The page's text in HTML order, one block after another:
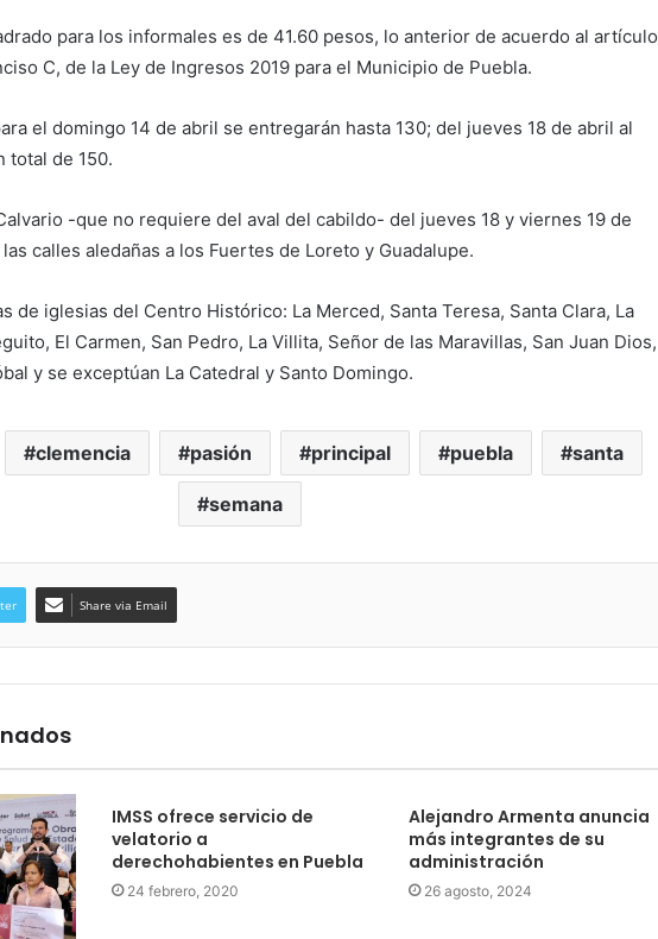
para los informales es de 41.60 pesos, lo anterior de acuerdo al artículo
C, de la Ley de Ingresos 2019 para el Municipio de Puebla.
el domingo 14 de abril se entregarán hasta 130; del jueves 18 de abril al
total de 150.
-que no requiere del aval del cabildo- del jueves 18 y viernes 19 de
calles aledañas a los Fuertes de Loreto y Guadalupe.
de iglesias del Centro Histórico: La Merced, Santa Teresa, Santa Clara, La
El Carmen, San Pedro, La Villita, Señor de las Maravillas, San Juan Dios,
y se exceptúan La Catedral y Santo Domingo.
clemencia pasión principal puebla santa
semana
Share via Email
IMSS ofrece servicio de
velatorio a
derechohabientes en Puebla
24 febrero, 2020
Alejandro Armenta anuncia
más integrantes de su
administración
26 agosto, 2024